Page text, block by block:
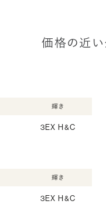
価格の近い
輝き
3EX H&C
輝き
3EX H&C